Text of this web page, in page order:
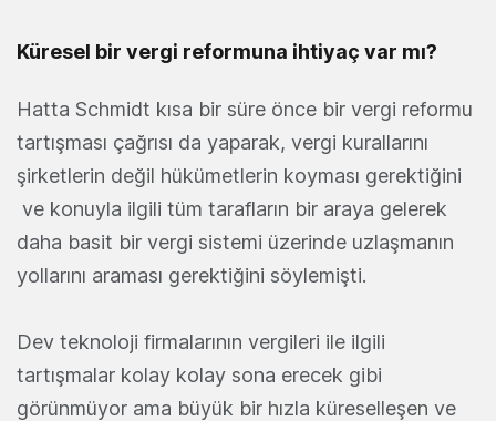
Küresel bir vergi reformuna ihtiyaç var mı?
Hatta Schmidt kısa bir süre önce bir vergi reformu
tartışması çağrısı da yaparak, vergi kurallarını
şirketlerin değil hükümetlerin koyması gerektiğini
ve konuyla ilgili tüm tarafların bir araya gelerek
daha basit bir vergi sistemi üzerinde uzlaşmanın
yollarını araması gerektiğini söylemişti.
Dev teknoloji firmalarının vergileri ile ilgili
tartışmalar kolay kolay sona erecek gibi
görünmüyor ama büyük bir hızla küreselleşen ve